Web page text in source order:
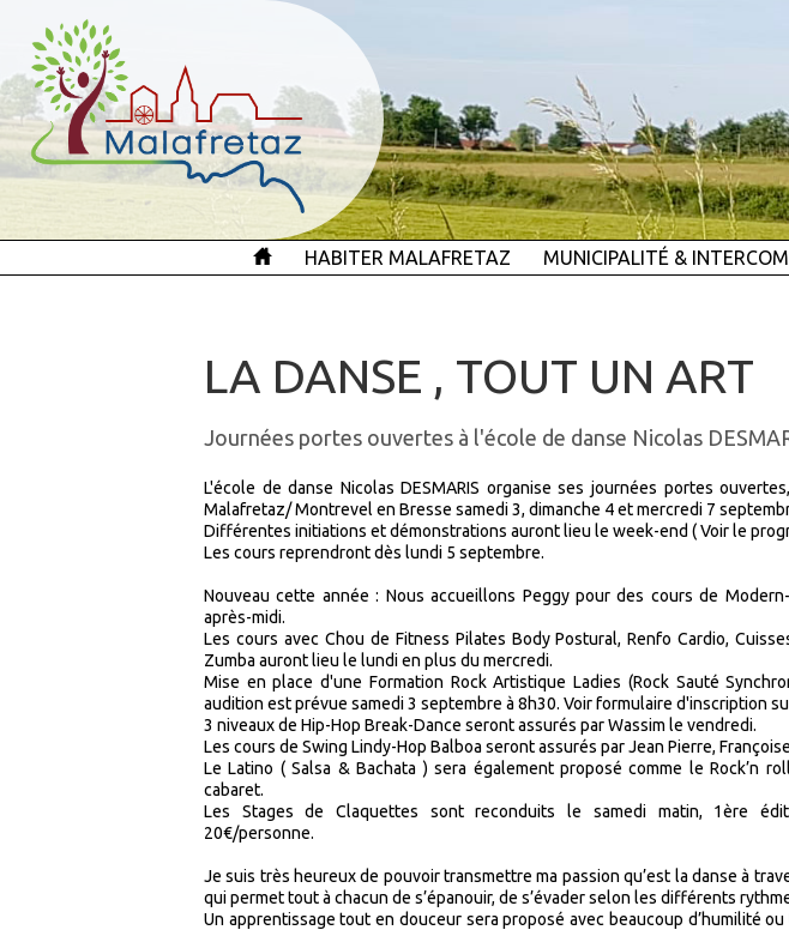
HABITER MALAFRETAZ MUNICIPALITÉ &
LA DANSE , TOUT UN ART
Journées portes ouvertes à l'école de danse Nicolas
L'école de danse Nicolas DESMARIS organise ses journées portes
Malafretaz/ Montrevel en Bresse samedi 3, dimanche 4 et mercredi 7
Différentes initiations et démonstrations auront lieu le week-end ( Voir le
Les cours reprendront dès lundi 5 septembre.
Nouveau cette année : Nous accueillons Peggy pour des cours de
après-midi.
Les cours avec Chou de Fitness Pilates Body Postural, Renfo Cardio,
Zumba auront lieu le lundi en plus du mercredi.
Mise en place d'une Formation Rock Artistique Ladies (Rock Sauté
audition est prévue samedi 3 septembre à 8h30. Voir formulaire d'inscription
3 niveaux de Hip-Hop Break-Dance seront assurés par Wassim le vendredi.
Les cours de Swing Lindy-Hop Balboa seront assurés par Jean Pierre,
Le Latino ( Salsa & Bachata ) sera également proposé comme le Rock’n
cabaret.
Les Stages de Claquettes sont reconduits le samedi matin, 1ère
20€/personne.
Je suis très heureux de pouvoir transmettre ma passion qu’est la danse à
qui permet tout à chacun de s’épanouir, de s’évader selon les différents
Un apprentissage tout en douceur sera proposé avec beaucoup d’humilité